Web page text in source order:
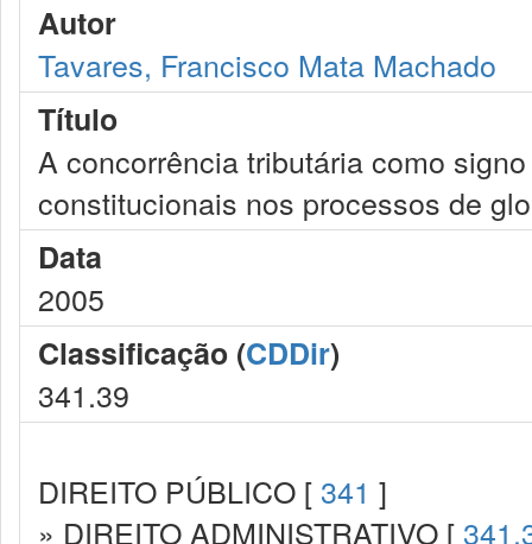
Autor
Tavares, Francisco Mata Machado
Título
A concorrência tributária como
constitucionais nos processos de
Data
2005
Classificação (CDDir)
341.39
DIREITO PÚBLICO [ 341 ]
» DIREITO ADMINISTRATIVO [